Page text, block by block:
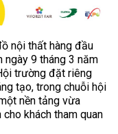
nội thất hàng đầu
ngày 9 tháng 3 năm
trường đặt riêng
tạo, trong chuỗi hội
nền tảng vừa
khách tham quan